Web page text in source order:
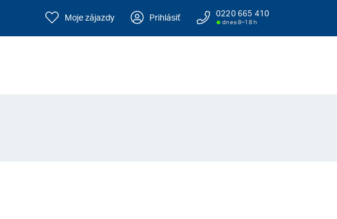
Moje zájazdy Prihlásiť 0220 665 410
dnes 8–18 h